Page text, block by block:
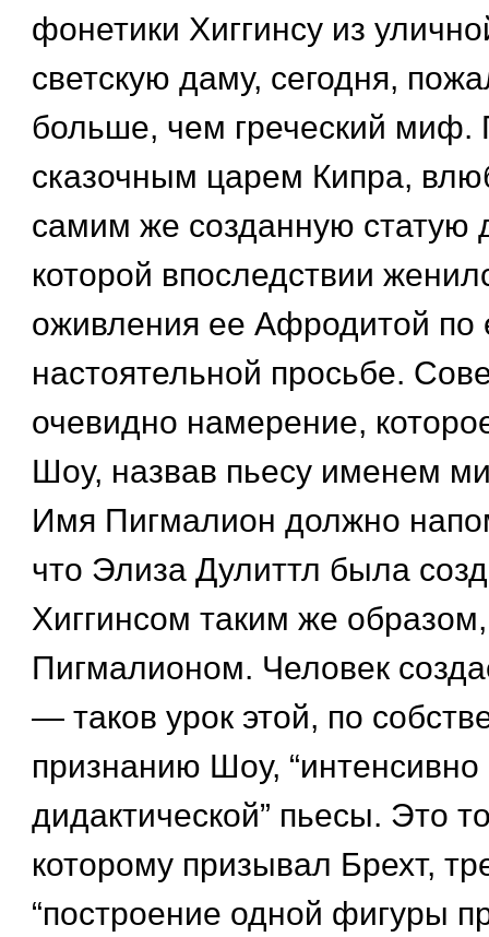
фонетики Хиггинсу из
светскую даму, сегодня,
больше, чем греческий
сказочным царем Кипра,
самим же созданную статую
которой впоследствии
оживления ее Афродитой по
настоятельной просьбе.
очевидно намерение,
Шоу, назвав пьесу именем
Имя Пигмалион должно
что Элиза Дулиттл была
Хиггинсом таким же
Пигмалионом. Человек
— таков урок этой, по
признанию Шоу, “интенсивно
дидактической” пьесы. Это
которому призывал Брехт,
“построение одной фигуры